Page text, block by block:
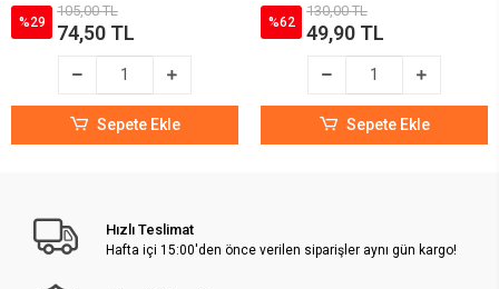
%29
105,00 TL
74,50 TL
Sepete Ekle
%62
130,00 TL
49,90 TL
Sepete Ekle
Hızlı Teslimat
Hafta içi 15:00'den önce verilen siparişler aynı gün kargo!